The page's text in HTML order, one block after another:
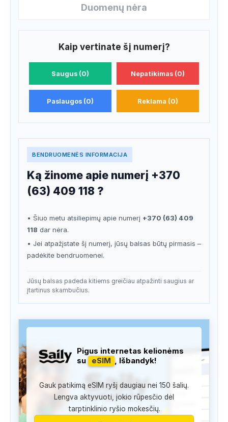
Duomenų nėra
Kaip vertinate šį numerį?
Saugus (0) Nepatikimas (0)
Paslaugos (0) Reklama (0)
BENDRUOMENĖS INFORMACIJA
Ką žinome apie numerį +370
(63) 409 118 ?
• Šiuo metu atsiliepimų apie numerį +370 (63) 409
118 dar nėra.
• Jei atpažįstate šį numerį, jūsų balsas būtų pirmasis –
padėkite bendruomenei.
Jūsų balsas padeda kitiems greičiau atpažinti saugius ar
įtartinus skambučius.
Pigus internetas kelionėms
su
eSIM , Išbandyk!
Gauk patikimą eSIM ryšį daugiau nei 150 šalių.
Lengva aktyvuoti, jokio rūpesčio dėl
tarptinklinio ryšio mokesčių.